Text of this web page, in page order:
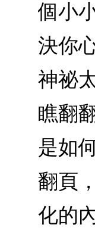
個小
決你
神祕
瞧翻
是如
翻頁
化的